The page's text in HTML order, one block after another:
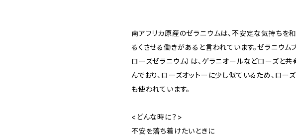
南アフリカ原産のゼラニウムは、不安定な気持ちを
るくさせる働きがあると言われています。ゼラニウム
ローズゼラニウム）は、ゲラニオールなどローズと
んでおり、ローズオットーに少し似ているため、ロー
も使われています。
<どんな時に？>
不安を落ち着けたいときに